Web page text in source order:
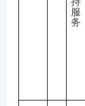
服
务